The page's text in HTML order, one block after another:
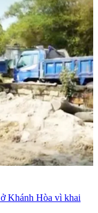
Khánh Hòa vì khai